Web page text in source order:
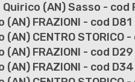
(AN) Sasso - cod
FRAZIONI - cod D81
CENTRO STORICO
FRAZIONI - cod D29
FRAZIONI - cod D34